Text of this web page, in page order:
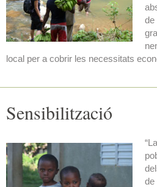
de
local per a cobrir les necessitats
Sensibilització
de